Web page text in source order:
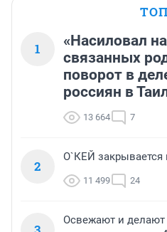
1
«Насиловал
связанных
поворот в
россиян в
13 664 7
2
О`КЕЙ закрывается
11 499 24
Освежают и